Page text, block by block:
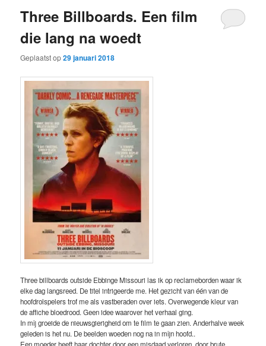
Three Billboards. Een film
die lang na woedt
Geplaatst op29 januari 2018
Three billboards outside Ebbinge Missouri las ik op reclameborden waar ik
elke dag langsreed. De titel intrigeerde me. Het gezicht van één van de
hoofdrolspelers trof me als vastberaden over iets. Overwegende kleur van
de affiche bloedrood. Geen idee waarover het verhaal ging.
In mij groeide de nieuwsgierigheid om te film te gaan zien. Anderhalve week
geleden is het nu. De beelden woeden nog na in mijn hoofd..